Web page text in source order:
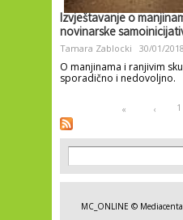
Izvještavanje o
novinarske
Tamara Zablocki 30/01/2018
O manjinama i ranjivim
sporadično i nedovoljno.
Pages « ‹ 1
Search form
Search
MC_ONLINE ©